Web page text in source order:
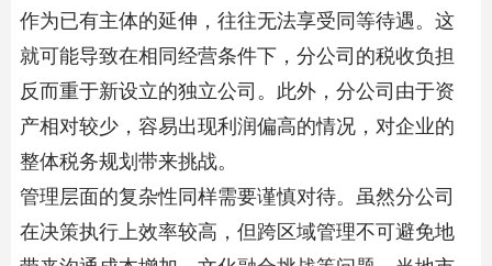
作为已有主体的延伸，往往无法享受同等待遇。这
就可能导致在相同经营条件下，分公司的税收负担
反而重于新设立的独立公司。此外，分公司由于资
产相对较少，容易出现利润偏高的情况，对企业的
整体税务规划带来挑战。
管理层面的复杂性同样需要谨慎对待。虽然分公司
在决策执行上效率较高，但跨区域管理不可避免地